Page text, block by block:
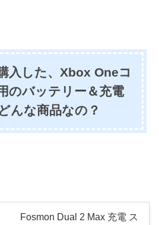
入した、Xbox Oneコ
のバッテリー＆充電
んな商品なの？
Fosmon Dual 2 Max 充電 ス